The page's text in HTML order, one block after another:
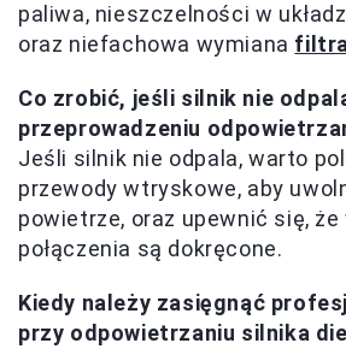
paliwa, nieszczelności w
oraz niefachowa wymiana
Co zrobić, jeśli silnik nie
przeprowadzeniu
Jeśli silnik nie odpala, warto
przewody wtryskowe, aby
powietrze, oraz upewnić się,
połączenia są dokręcone.
Kiedy należy zasięgnąć
przy odpowietrzaniu silnika